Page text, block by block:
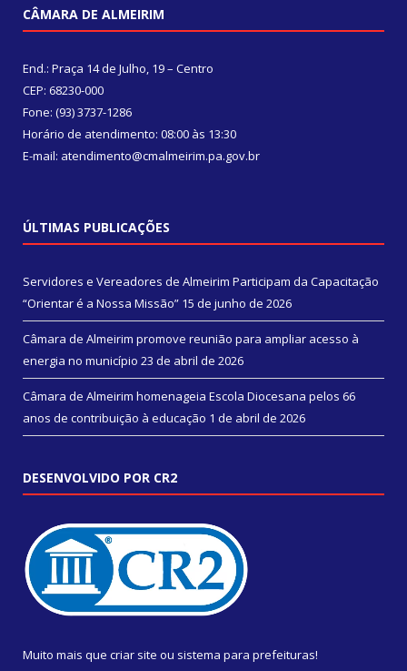
CÂMARA DE ALMEIRIM
End.: Praça 14 de Julho, 19 – Centro
CEP: 68230-000
Fone: (93) 3737-1286
Horário de atendimento: 08:00 às 13:30
E-mail: atendimento@cmalmeirim.pa.gov.br
ÚLTIMAS PUBLICAÇÕES
Servidores e Vereadores de Almeirim Participam da Capacitação
“Orientar é a Nossa Missão” 15 de junho de 2026
Câmara de Almeirim promove reunião para ampliar acesso à
energia no município 23 de abril de 2026
Câmara de Almeirim homenageia Escola Diocesana pelos 66
anos de contribuição à educação 1 de abril de 2026
DESENVOLVIDO POR CR2
Muito mais que criar site ou sistema para prefeituras!